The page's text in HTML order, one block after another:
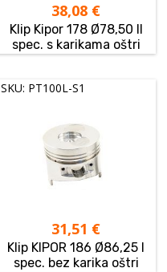
38,08 €
Klip Kipor 178 Ø78,50 II
spec. s karikama oštri
SKU: PT100L-S1
31,51 €
Klip KIPOR 186 Ø86,25 I
spec. bez karika oštri